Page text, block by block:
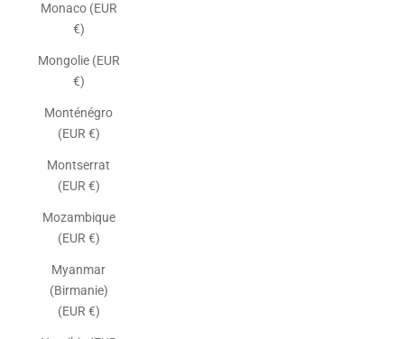
Monaco (EUR
€)
Mongolie (EUR
€)
Monténégro
(EUR €)
Montserrat
(EUR €)
Mozambique
(EUR €)
Myanmar
(Birmanie)
(EUR €)